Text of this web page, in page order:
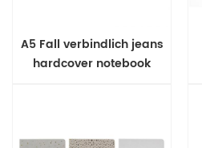
A5 Fall verbindlich jeans
hardcover notebook